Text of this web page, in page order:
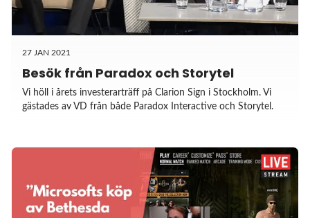
27 JAN 2021
Besök från Paradox och Storytel
Vi höll i årets investerarträff på Clarion Sign i Stockholm. Vi
gästades av VD från både Paradox Interactive och Storytel.